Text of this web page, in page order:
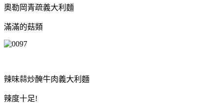
奧勒岡青疏義大利麵
滿滿的菇類
辣味蒜炒醃牛肉義大利麵
辣度十足!